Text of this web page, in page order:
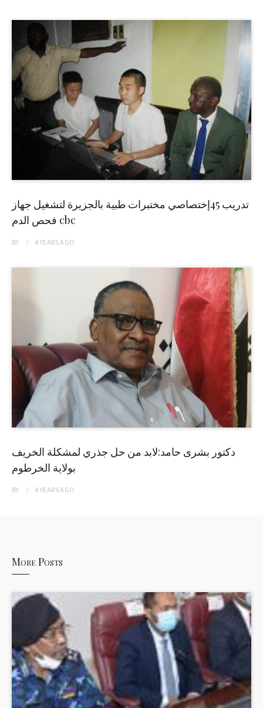
تدريب 45إختصاصي مختبرات طبية بالجزيرة لتشغيل جهاز
فحص الدم cbc
BY 4 YEARSAGO
دكتور بشرى حامد:لابد من حل جذري لمشكلة الخريف
بولاية الخرطوم
BY 4 YEARSAGO
More Posts